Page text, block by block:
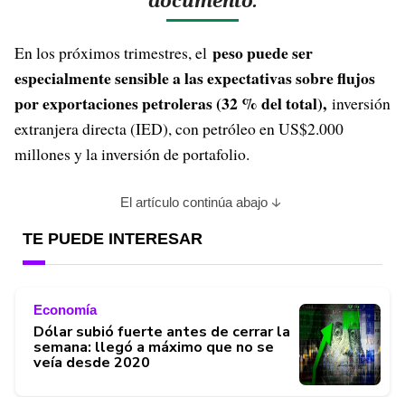
En los próximos trimestres, el peso puede ser
especialmente sensible a las expectativas sobre flujos
por exportaciones petroleras (32 % del total), inversión
extranjera directa (IED), con petróleo en US$2.000
millones y la inversión de portafolio.
El artículo continúa abajo
TE PUEDE INTERESAR
Economía
Dólar subió fuerte antes de cerrar la
semana: llegó a máximo que no se
veía desde 2020